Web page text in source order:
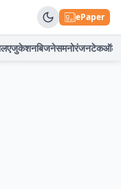
ePaper
एजुकेशनबिजनेसमनोरंजनटेकऑटो